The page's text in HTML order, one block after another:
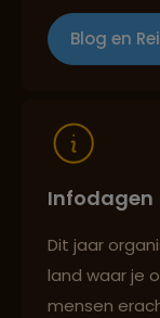
Blog en
Infodagen
Dit jaar
land waar je
mensen